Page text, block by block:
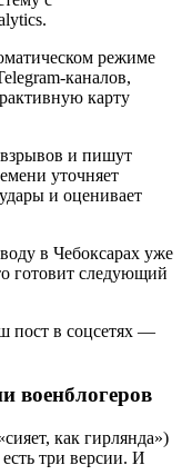
режиме
каналов,
карту
и пишут
уточняет
и оценивает
в Чебоксарах уже
готовит следующий
пост в соцсетях —
военблогеров
как гирлянда»)
три версии. И